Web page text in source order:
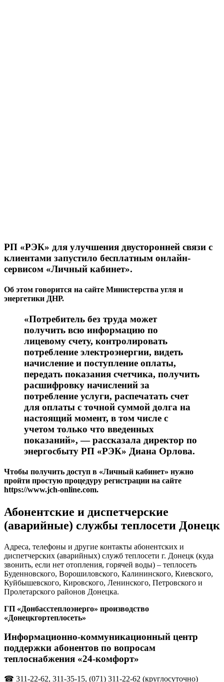
РП «РЭК» для улучшения двусторонней связи с
клиентами запустило бесплатным онлайн-
сервисом «Личный кабинет».
Об этом говорится на сайте Министерства угля и
энергетики ДНР.
«Потребитель без труда может
получить всю информацию по
лицевому счету, контролировать
потребление электроэнергии, видеть
начисление и поступление оплаты,
передать показания счетчика, получить
расшифровку начислений за
потребление услуги, распечатать счет
для оплаты с точной суммой долга на
настоящий момент, в том числе с
учетом только что введенных
показаний», — рассказала директор по
энергосбыту РП «РЭК» Диана Орлова.
Чтобы получить доступ в «Личный кабинет» нужно
пройти простую процедуру регистрации на сайте
https://www.jch-online.com.
Абонентские и диспетчерские
(аварийные) службы теплосети Донецк
Адреса, телефоны и другие контакты абонентских и
диспетчерских (аварийных) служб теплосети г. Донецк (куда
звонить, если нет отопления, горячей воды) – теплосеть
Буденновского, Ворошиловского, Калининского, Киевского,
Куйбышевского, Кировского, Ленинского, Петровского и
Пролетарского районов Донецка.
ГП «Донбасстеплоэнерго» производство
«Донецкгортеплосеть»
Информационно-коммуникационный центр
поддержки абонентов по вопросам
теплоснабжения «24-комфорт»
☎ 311-22-62, 311-35-15, (071) 311-22-62 (круглосуточно)